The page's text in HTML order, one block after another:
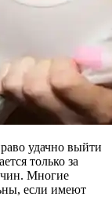
удачно выйти
только за
Многие
если имеют